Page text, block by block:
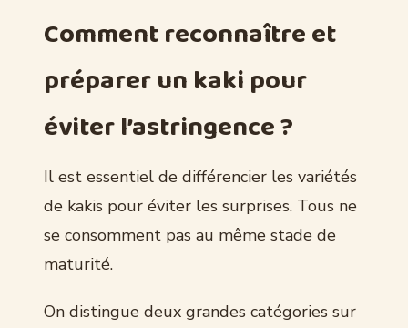
Comment reconnaître et
préparer un kaki pour
éviter l’astringence ?
Il est essentiel de différencier les variétés
de kakis pour éviter les surprises. Tous ne
se consomment pas au même stade de
maturité.
On distingue deux grandes catégories sur